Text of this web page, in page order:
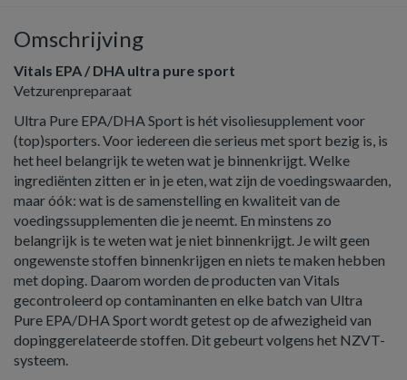
Omschrijving
Vitals EPA / DHA ultra pure sport
Vetzurenpreparaat
Ultra Pure EPA/DHA Sport is hét visoliesupplement voor
(top)sporters. Voor iedereen die serieus met sport bezig is, is
het heel belangrijk te weten wat je binnenkrijgt. Welke
ingrediënten zitten er in je eten, wat zijn de voedingswaarden,
maar óók: wat is de samenstelling en kwaliteit van de
voedingssupplementen die je neemt. En minstens zo
belangrijk is te weten wat je niet binnenkrijgt. Je wilt geen
ongewenste stoffen binnenkrijgen en niets te maken hebben
met doping. Daarom worden de producten van Vitals
gecontroleerd op contaminanten en elke batch van Ultra
Pure EPA/DHA Sport wordt getest op de afwezigheid van
dopinggerelateerde stoffen. Dit gebeurt volgens het NZVT-
systeem.